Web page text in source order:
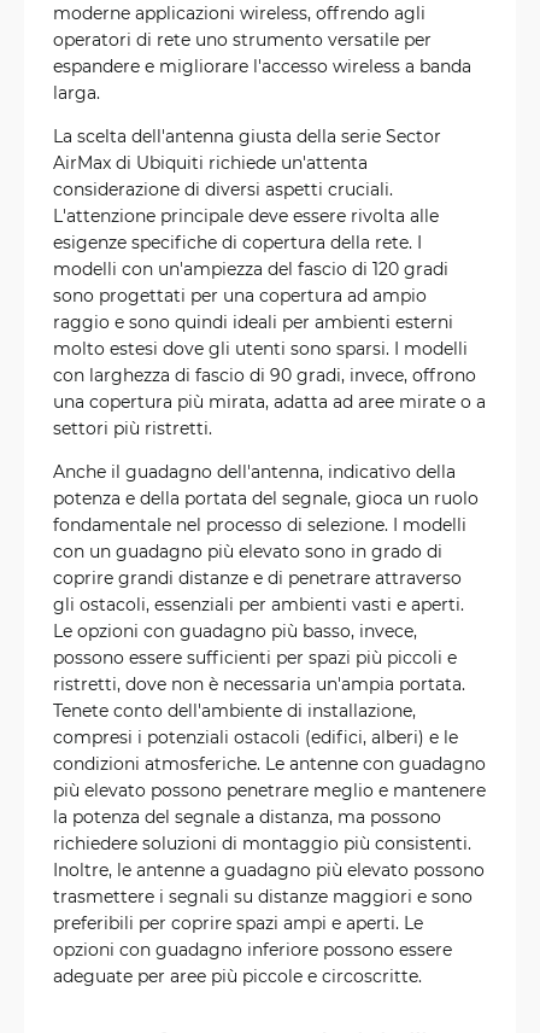
moderne applicazioni wireless, offrendo agli
operatori di rete uno strumento versatile per
espandere e migliorare l'accesso wireless a banda
larga.
La scelta dell'antenna giusta della serie Sector
AirMax di Ubiquiti richiede un'attenta
considerazione di diversi aspetti cruciali.
L'attenzione principale deve essere rivolta alle
esigenze specifiche di copertura della rete. I
modelli con un'ampiezza del fascio di 120 gradi
sono progettati per una copertura ad ampio
raggio e sono quindi ideali per ambienti esterni
molto estesi dove gli utenti sono sparsi. I modelli
con larghezza di fascio di 90 gradi, invece, offrono
una copertura più mirata, adatta ad aree mirate o a
settori più ristretti.
Anche il guadagno dell'antenna, indicativo della
potenza e della portata del segnale, gioca un ruolo
fondamentale nel processo di selezione. I modelli
con un guadagno più elevato sono in grado di
coprire grandi distanze e di penetrare attraverso
gli ostacoli, essenziali per ambienti vasti e aperti.
Le opzioni con guadagno più basso, invece,
possono essere sufficienti per spazi più piccoli e
ristretti, dove non è necessaria un'ampia portata.
Tenete conto dell'ambiente di installazione,
compresi i potenziali ostacoli (edifici, alberi) e le
condizioni atmosferiche. Le antenne con guadagno
più elevato possono penetrare meglio e mantenere
la potenza del segnale a distanza, ma possono
richiedere soluzioni di montaggio più consistenti.
Inoltre, le antenne a guadagno più elevato possono
trasmettere i segnali su distanze maggiori e sono
preferibili per coprire spazi ampi e aperti. Le
opzioni con guadagno inferiore possono essere
adeguate per aree più piccole e circoscritte.